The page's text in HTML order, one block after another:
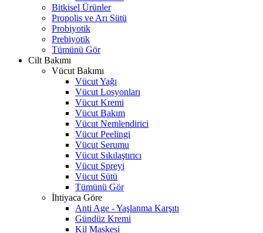
Bitkisel Ürünler
Propolis ve Arı Sütü
Probiyotik
Prebiyotik
Tümünü Gör
Cilt Bakımı
Vücut Bakımı
Vücut Yağı
Vücut Losyonları
Vücut Kremi
Vücut Bakım
Vücut Nemlendirici
Vücut Peelingi
Vücut Serumu
Vücut Sıkılaştırıcı
Vücut Spreyi
Vücut Sütü
Tümünü Gör
İhtiyaca Göre
Anti Age - Yaşlanma Karşıtı
Gündüz Kremi
Kil Maskesi